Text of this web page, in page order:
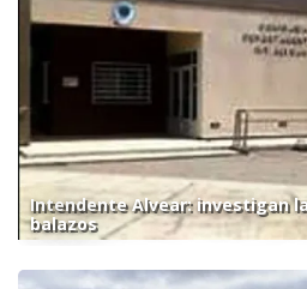
Intendente Alvear: investigan
balazos